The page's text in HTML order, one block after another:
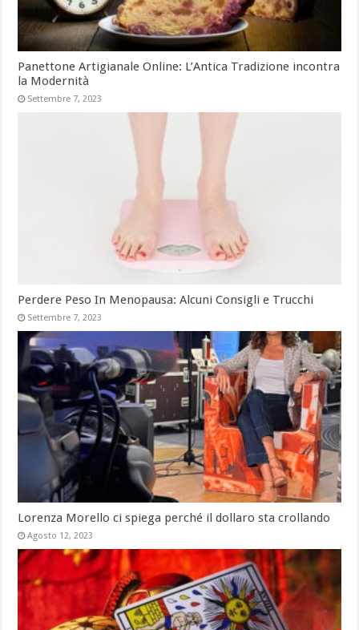
Panettone Artigianale Online: L’Antica Tradizione incontra
la Modernità
Settembre 7, 2023
Perdere Peso In Menopausa: Alcuni Consigli e Trucchi
Settembre 7, 2023
Lorenza Morello ci spiega perché il dollaro sta crollando
Agosto 12, 2023